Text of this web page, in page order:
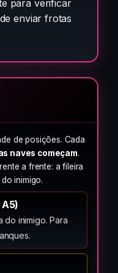
para verificar
enviar frotas
de posições. Cada
naves começam.
a frente: a fileira
inimigo.
do inimigo. Para